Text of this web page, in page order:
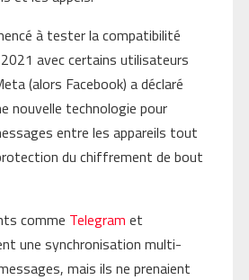
à tester la compatibilité
avec certains utilisateurs
(alors Facebook) a déclaré
nouvelle technologie pour
entre les appareils tout
du chiffrement de bout
comme Telegram et
une synchronisation multi-
mais ils ne prenaient